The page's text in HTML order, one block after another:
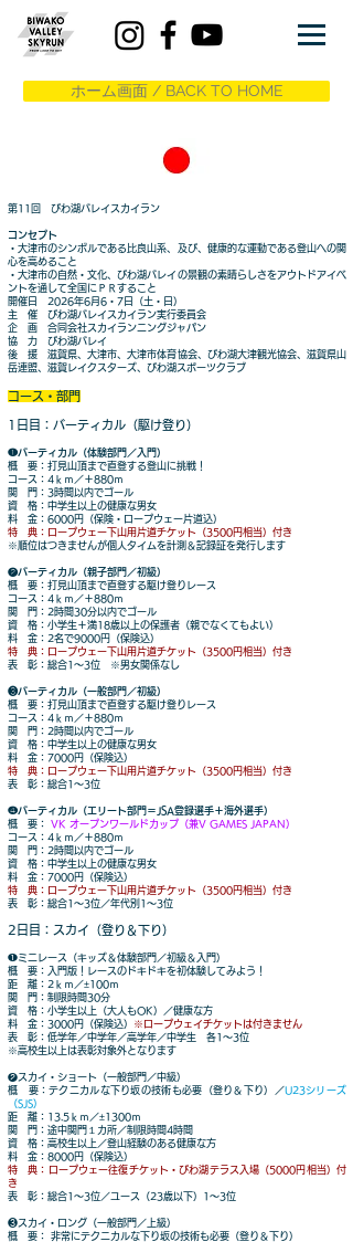
ホーム画面 / BACK TO HOME
第11回 びわ湖バレイスカイラン
コンセプト
・大津市のシンボルである比良山系、及び、健康的な運動である登山への関
心を高めること
・大津市の自然・文化、びわ湖バレイの景観の素晴らしさをアウトドアイベ
ントを通して全国にＰＲすること
開催日 2026年6月6・7日（土・日）
主 催 びわ湖バレイスカイラン実行委員会
企 画 合同会社スカイランニングジャパン
協 力 びわ湖バレイ
​ 後 援 滋賀県、大津市、大津市体育協会、びわ湖大津観光協会、滋賀県山
岳連盟、滋賀レイクスターズ、びわ湖スポーツクラブ
​コース・部門
1日目：バーティカル（駆け登り）
❶バーティカル（体験部門／入門）
概 要：打見山頂まで直登する登山に挑戦！
コース：4ｋｍ／＋880ｍ
関 門：3時間以内でゴール
資 格：中学生以上の健康な男女
料 金：6000円（保険・ロープウェー片道込）
特 典：ロープウェー下山用片道チケット（3500円相当）付き
※順位はつきませんが個人タイムを計測＆記録証を発行します
❷バーティカル（親子部門／初級）
概 要：打見山頂まで直登する駆け登りレース
コース：4ｋｍ／＋880ｍ
関 門：2時間30分以内でゴール
資 格：小学生＋満18歳以上の保護者（親でなくてもよい）
料 金：2名で9000円（保険込）
特 典：ロープウェー下山用片道チケット（3500円相当）付き
表 彰：総合1～3位 ※男女関係なし
❸バーティカル（一般部門／初級）
概 要：打見山頂まで直登する駆け登りレース
コース：4ｋｍ／＋880ｍ
関 門：2時間以内でゴール
資 格：中学生以上の健康な男女
料 金：7000円（保険込）
特 典：ロープウェー下山用片道チケット（3500円相当）付き
表 彰：総合1～3位
❹バーティカル（エリート部門＝JSA登録選手＋海外選手）
概 要： VK オープンワールドカップ（兼V GAMES JAPAN）
コース：4ｋｍ／＋880ｍ
関 門：2時間以内でゴール
資 格：中学生以上の健康な男女
料 金：7000円（保険込）
特 典：ロープウェー下山用片道チケット（3500円相当）付き
表 彰：総合1～3位／年代別1～3位
2日目：スカイ（登り＆下り）
❶ミニレース（キッズ＆体験部門／初級＆入門）
概 要：入門版！レースのドキドキを初体験してみよう！
距 離：2ｋｍ／±100ｍ
関 門：制限時間30分
資 格：小学生以上（大人もOK）／健康な方
料 金：3000円（保険込）
※ロープウェイチケットは付きません
表 彰：低学年／中学年／高学年／中学生 各1～3位
※高校生以上は表彰対象外となります
❷スカイ・ショート（一般部門／中級）
概 要：テクニカルな下り坂の技術も必要（登り＆下り）／U23シリーズ
（SJS）
距 離：13.5ｋｍ／±1300ｍ
関 門：途中関門１カ所／制限時間4時間
資 格：高校生以上／登山経験のある健康な方
料 金：8000円（保険込）
特 典：ロープウェー往復チケット・びわ湖テラス入場（5000円相当）付
き
表 彰：総合1～3位／ユース（23歳以下）1～3位
❸スカイ・ロング（一般部門／上級）
概 要： 非常にテクニカルな下り坂の技術も必要（登り＆下り）